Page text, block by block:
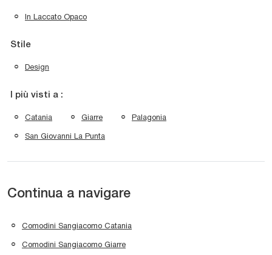
In Laccato Opaco
Stile
Design
I più visti a :
Catania Giarre Palagonia
San Giovanni La Punta
Continua a navigare
Comodini Sangiacomo Catania
Comodini Sangiacomo Giarre